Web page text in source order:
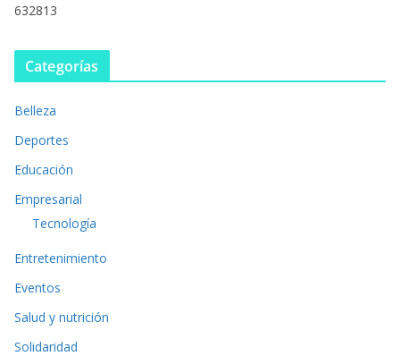
632813
Categorías
Belleza
Deportes
Educación
Empresarial
Tecnología
Entretenimiento
Eventos
Salud y nutrición
Solidaridad